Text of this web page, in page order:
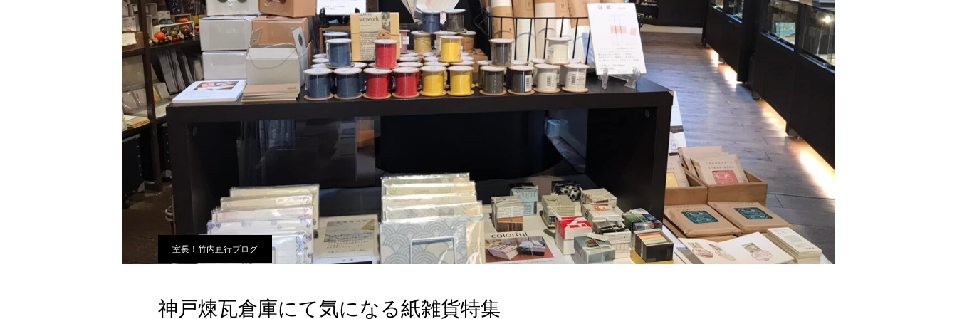
室長！竹内直行ブログ
神戸煉瓦倉庫にて気になる紙雑貨特集